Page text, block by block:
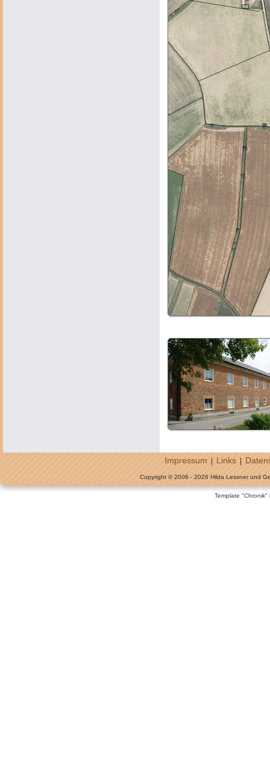
Impressum|Links|
Copyright © 2006 - 2026 Hilda Lessner und
Template